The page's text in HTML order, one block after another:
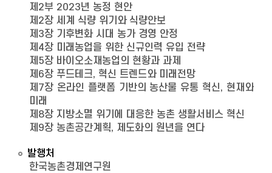
제2부 2023년 농정 현안
제2장 세계 식량 위기와 식량안보
제3장 기후변화 시대 농가 경영 안정
제4장 미래농업을 위한 신규인력 유입 전략
제5장 바이오소재농업의 현황과 과제
제6장 푸드테크, 혁신 트렌드와 미래전망
제7장 온라인 플랫폼 기반의 농산물 유통 혁신, 현재와
미래
제8장 지방소멸 위기에 대응한 농촌 생활서비스 혁신
제9장 농촌공간계획, 제도화의 원년을 연다
발행처
한국농촌경제연구원